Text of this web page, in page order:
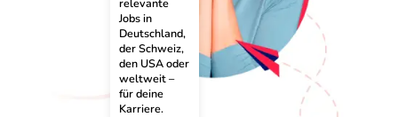
Jobs in
Deutschland,
der Schweiz,
den USA oder
weltweit –
für deine
Karriere.